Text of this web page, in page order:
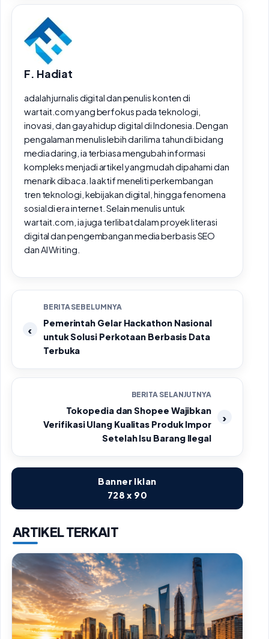
F. Hadiat
adalah jurnalis digital dan penulis konten di
wartait.com yang berfokus pada teknologi,
inovasi, dan gaya hidup digital di Indonesia. Dengan
pengalaman menulis lebih dari lima tahun di bidang
media daring, ia terbiasa mengubah informasi
kompleks menjadi artikel yang mudah dipahami dan
menarik dibaca. Ia aktif meneliti perkembangan
tren teknologi, kebijakan digital, hingga fenomena
sosial di era internet. Selain menulis untuk
wartait.com, ia juga terlibat dalam proyek literasi
digital dan pengembangan media berbasis SEO
dan AI Writing.
BERITA SEBELUMNYA
Pemerintah Gelar Hackathon Nasional
untuk Solusi Perkotaan Berbasis Data
Terbuka
BERITA SELANJUTNYA
Tokopedia dan Shopee Wajibkan
Verifikasi Ulang Kualitas Produk Impor
Setelah Isu Barang Ilegal
Banner Iklan
728 x 90
ARTIKEL TERKAIT